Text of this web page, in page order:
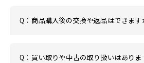
Q：商品購入後の交換や返品はできます
Q：買い取りや中古の取り扱いはありま